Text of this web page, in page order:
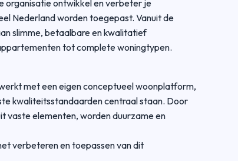
organisatie ontwikkel en verbeter je
Nederland worden toegepast. Vanuit de
slimme, betaalbare en kwalitatief
tot complete woningtypen.
met een eigen conceptueel woonplatform,
kwaliteitsstandaarden centraal staan. Door
vaste elementen, worden duurzame en
verbeteren en toepassen van dit